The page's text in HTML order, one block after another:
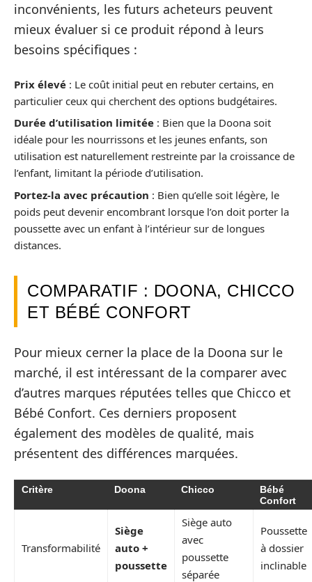
inconvénients, les futurs acheteurs peuvent
mieux évaluer si ce produit répond à leurs
besoins spécifiques :
Prix élevé : Le coût initial peut en rebuter certains, en
particulier ceux qui cherchent des options budgétaires.
Durée d’utilisation limitée : Bien que la Doona soit
idéale pour les nourrissons et les jeunes enfants, son
utilisation est naturellement restreinte par la croissance de
l’enfant, limitant la période d’utilisation.
Portez-la avec précaution : Bien qu’elle soit légère, le
poids peut devenir encombrant lorsque l’on doit porter la
poussette avec un enfant à l’intérieur sur de longues
distances.
COMPARATIF : DOONA, CHICCO
ET BÉBÉ CONFORT
Pour mieux cerner la place de la Doona sur le
marché, il est intéressant de la comparer avec
d’autres marques réputées telles que Chicco et
Bébé Confort. Ces derniers proposent
également des modèles de qualité, mais
présentent des différences marquées.
Critère Doona Chicco
Bébé
Confort
Transformabilité
Siège
auto +
poussette
Siège auto
avec
poussette
séparée
Poussette
à dossier
inclinable